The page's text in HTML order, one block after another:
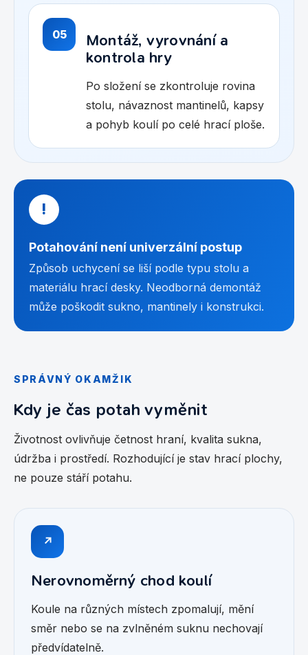
05
Montáž, vyrovnání a
kontrola hry
Po složení se zkontroluje rovina
stolu, návaznost mantinelů, kapsy
a pohyb koulí po celé hrací ploše.
!
Potahování není univerzální postup
Způsob uchycení se liší podle typu stolu a
materiálu hrací desky. Neodborná demontáž
může poškodit sukno, mantinely i konstrukci.
SPRÁVNÝ OKAMŽIK
Kdy je čas potah vyměnit
Životnost ovlivňuje četnost hraní, kvalita sukna,
údržba i prostředí. Rozhodující je stav hrací plochy,
ne pouze stáří potahu.
↗
Nerovnoměrný chod koulí
Koule na různých místech zpomalují, mění
směr nebo se na zvlněném suknu nechovají
předvídatelně.